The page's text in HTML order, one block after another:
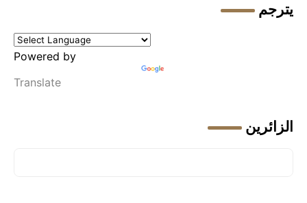
يترجم
Powered by
Translate
الزائرين